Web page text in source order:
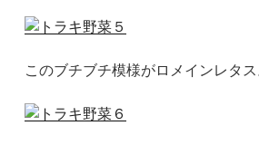
このブチブチ模様がロメインレタス